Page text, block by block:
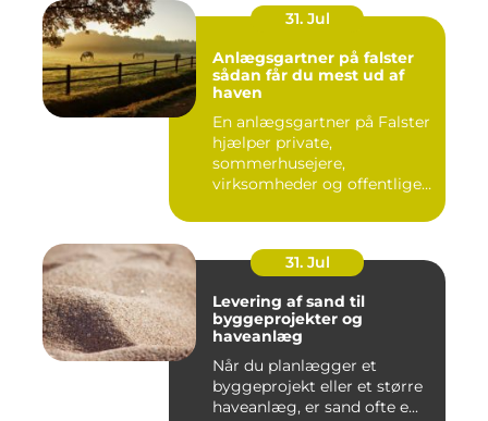
31. Jul
Anlægsgartner på falster
sådan får du mest ud af
haven
En anlægsgartner på Falster
hjælper private,
sommerhusejere,
virksomheder og offentlige
31. Jul
Levering af sand til
byggeprojekter og
haveanlæg
Når du planlægger et
byggeprojekt eller et større
haveanlæg, er sand ofte e...